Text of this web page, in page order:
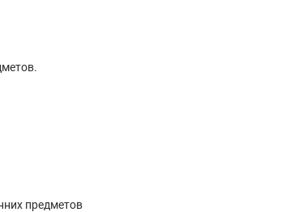
предметов